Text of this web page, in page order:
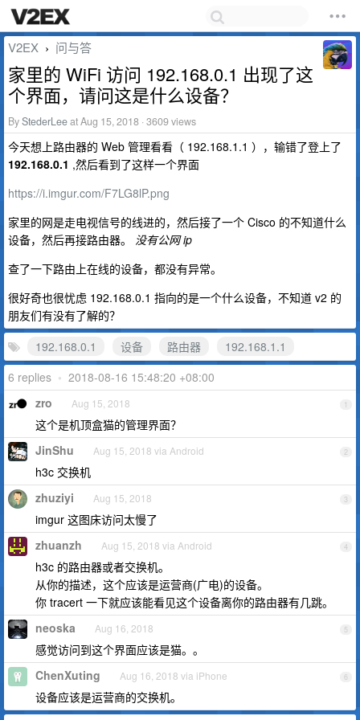
V2EX › 问与答
家里的 WiFi 访问 192.168.0.1 出现了这
个界面，请问这是什么设备？
ByStederLeeat Aug 15, 2018 · 3609 views
今天想上路由器的 Web 管理看看（ 192.168.1.1 ），输错了登上了
192.168.0.1 ,然后看到了这样一个界面
https://i.imgur.com/F7LG8lP.png
家里的网是走电视信号的线进的，然后接了一个 Cisco 的不知道什么
设备，然后再接路由器。 没有公网 ip
查了一下路由上在线的设备，都没有异常。
很好奇也很忧虑 192.168.0.1 指向的是一个什么设备，不知道 v2 的
朋友们有没有了解的？
192.168.0.1
设备 路由器
192.168.1.1
6 replies • 2018-08-16 15:48:20 +08:00
1
zro Aug 15, 2018
这个是机顶盒猫的管理界面？
2
JinShu Aug 15, 2018 via Android
h3c 交换机
3
zhuziyi Aug 15, 2018
imgur 这图床访问太慢了
4
zhuanzh Aug 15, 2018 via Android
h3c 的路由器或者交换机。
从你的描述，这个应该是运营商(广电)的设备。
你 tracert 一下就应该能看见这个设备离你的路由器有几跳。
5
neoska Aug 16, 2018
感觉访问到这个界面应该是猫。。
6
ChenXuting Aug 16, 2018 via iPhone
设备应该是运营商的交换机。